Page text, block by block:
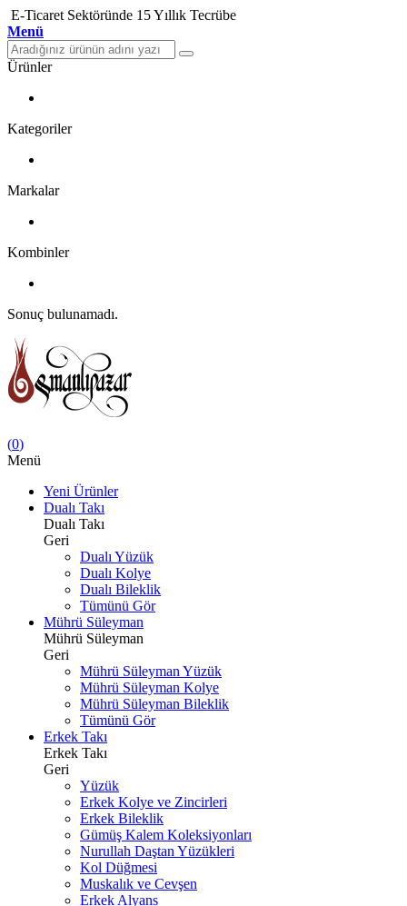
E-Ticaret Sektöründe 15 Yıllık Tecrübe
Menü
Ürünler
Kategoriler
Markalar
Kombinler
Sonuç bulunamadı.
(0)
Menü
Yeni Ürünler
Dualı Takı
Dualı Takı
Geri
Dualı Yüzük
Dualı Kolye
Dualı Bileklik
Tümünü Gör
Mührü Süleyman
Mührü Süleyman
Geri
Mührü Süleyman Yüzük
Mührü Süleyman Kolye
Mührü Süleyman Bileklik
Tümünü Gör
Erkek Takı
Erkek Takı
Geri
Yüzük
Erkek Kolye ve Zincirleri
Erkek Bileklik
Gümüş Kalem Koleksiyonları
Nurullah Daştan Yüzükleri
Kol Düğmesi
Muskalık ve Cevşen
Erkek Alyans